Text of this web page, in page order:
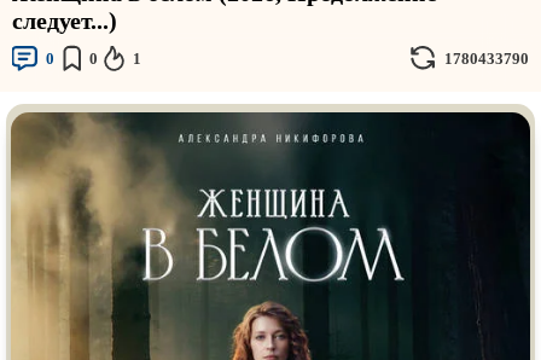
Аниме
Дорамы Индийское кино
Киберпанк
Комикс Маги и Волшебники
Наркотики Новогодние
Гоблина Перевод
следует...)
0 0 1 1780433790